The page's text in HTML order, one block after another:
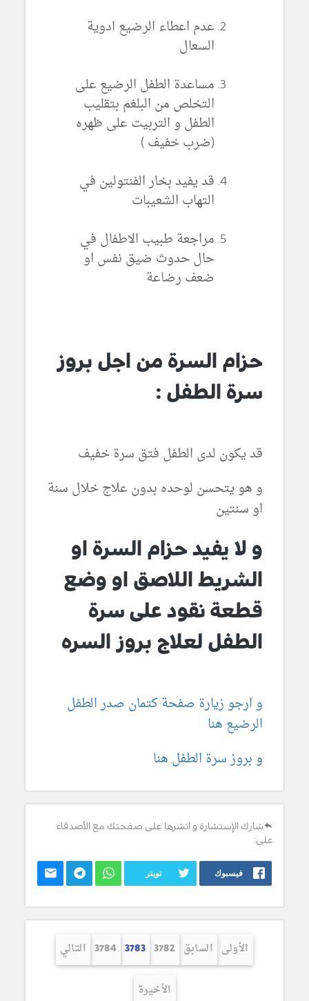
عدم اعطاء الرضيع ادوية
السعال
مساعدة الطفل الرضيع على
التخلص من البلغم بتقليب
الطفل و التربيت على ظهره
(ضرب خفيف )
قد يفيد بخار الفنتولين في
التهاب الشعيبات
مراجعة طبيب الاطفال في
حال حدوث ضيق نفس او
ضعف رضاعة
حزام السرة من اجل بروز
سرة الطفل :
قد يكون لدى الطفل فتق سرة خفيف
و هو يتحسن لوحده بدون علاج خلال سنة
او سنتين
و لا يفيد حزام السرة او
الشريط اللاصق او وضع
قطعة نقود على سرة
الطفل لعلاج بروز السره
و ارجو زيارة صفحة كتمان صدر الطفل
الرضيع هنا
و بروز سرة الطفل هنا
شارك الإستشارة و انشرها على صفحتك مع الأصدقاء
على:
فيسبوك تويتر
الأولى السابق 3782
3783
3784 التالي
الأخيرة